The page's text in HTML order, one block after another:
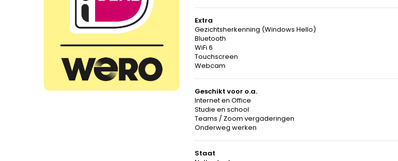
Extra
Gezichtsherkenning (Windows Hello)
Bluetooth
WiFi 6
Touchscreen
Webcam
Geschikt voor o.a.
Internet en Office
Studie en school
Teams / Zoom vergaderingen
Onderweg werken
Staat